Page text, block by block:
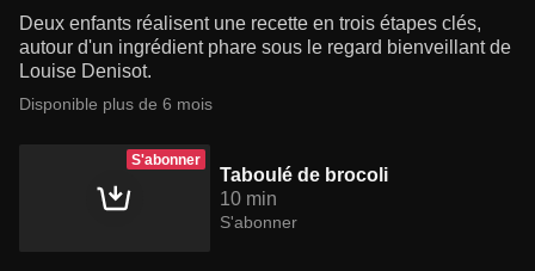
Deux enfants réalisent une recette en trois étapes clés,
autour d'un ingrédient phare sous le regard bienveillant de
Louise Denisot.
Disponible plus de 6 mois
S'abonner
Taboulé de brocoli
10 min
S'abonner